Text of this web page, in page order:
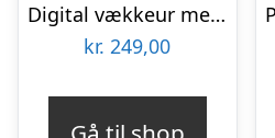
Digital vækkeur med indbygget projektor og radio
kr. 249,00